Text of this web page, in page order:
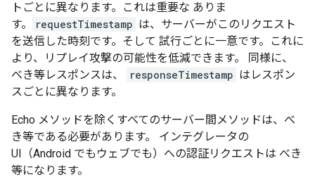
トごとに異なります。これは重要な ありま
す。
requestTimestamp は、サーバーがこのリクエスト
を送信した時刻です。そして 試行ごとに一意です。これに
より、リプレイ攻撃の可能性を低減できます。 同様に、
べき等レスポンスは、
responseTimestamp はレスポン
スごとに異なります。
Echo メソッドを除くすべてのサーバー間メソッドは、べ
き等である必要があります。 インテグレータの
UI（Android でもウェブでも）への認証リクエストは べき
等になります。